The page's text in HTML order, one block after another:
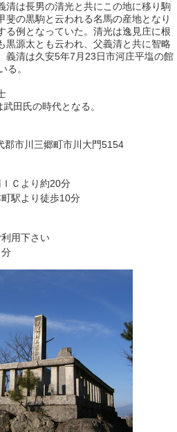
清は長男の清光と共にこの地に移り駒
斐の黒駒と云われる名馬の産地となり
る例となっていた。清光は逸見庄に根
黒源太とも云われ、父義清と共に智略
義清は久安5年7月23日市河庄平塩の館
る。
田氏の時代となる。
市川三郷町市川大門5154
Ｃより約20分
駅より徒歩10分
用下さい